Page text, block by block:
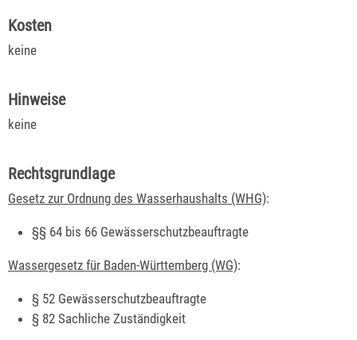
Kosten
keine
Hinweise
keine
Rechtsgrundlage
Gesetz zur Ordnung des Wasserhaushalts (WHG):
§§ 64 bis 66 Gewässerschutzbeauftragte
Wassergesetz für Baden-Württemberg (WG):
§ 52 Gewässerschutzbeauftragte
§ 82 Sachliche Zuständigkeit